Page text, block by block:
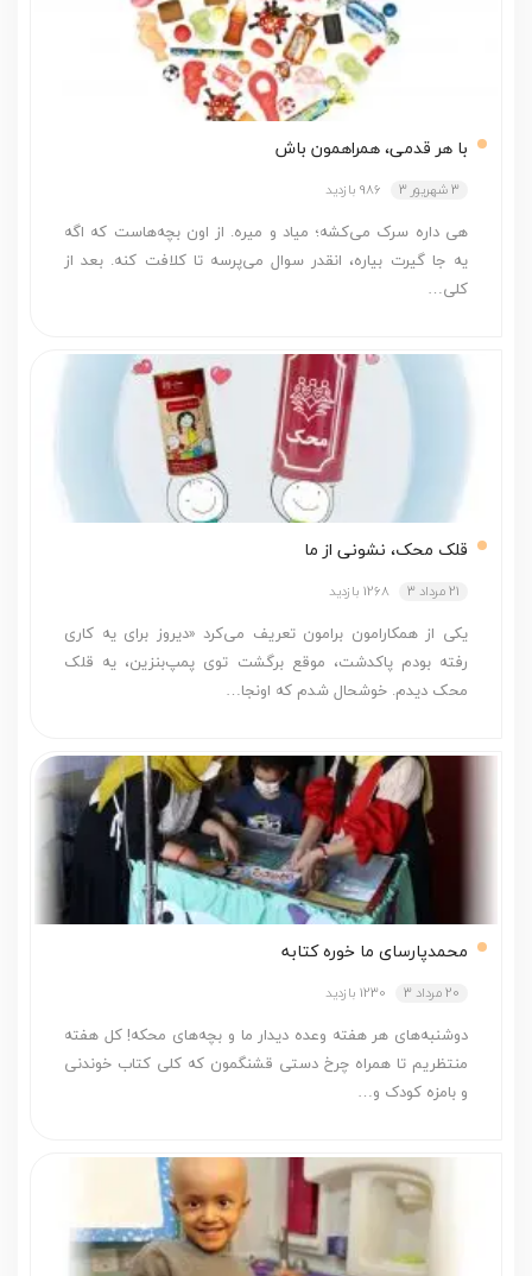
با هر قدمی، همراهمون باش
3 شهریور 3 986 بازدید
هی داره سرک می‌کشه؛ میاد و میره. از اون بچه‌هاست که اگه
یه جا گیرت بیاره، انقدر سوال می‌پرسه تا کلافت ‌کنه. بعد از
کلی…
قلک محک، نشونی از ما
21 مرداد 3 1268 بازدید
یکی از همکارامون برامون تعریف می‌کرد «دیروز برای یه کاری
رفته بودم پاکدشت، موقع برگشت توی پمپ‌بنزین، یه قلک
محک دیدم. خوشحال شدم که اونجا…
محمدپارسای ما خوره کتابه
20 مرداد 3 1230 بازدید
دوشنبه‌های هر هفته وعده دیدار ما و بچه‌های محکه! کل هفته
منتظریم تا همراه چرخ دستی قشنگمون که کلی کتاب خوندنی
و بامزه کودک و…